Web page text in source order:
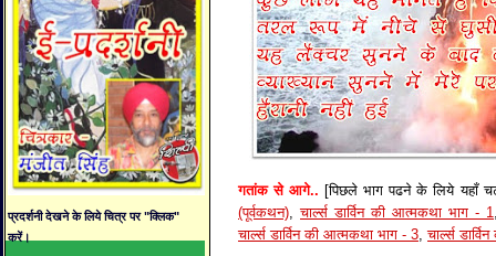
प्रदर्शनी देखने के लिये चित्र पर "क्लिक"
करें।
गतांक से आगे.. [पिछले भाग पढने के लिये यहाँ
(पूर्वकथन),चार्ल्स डार्विन की आत्मकथा भाग - 1
चार्ल्स डार्विन की आत्मकथा भाग - 3,चार्ल्स